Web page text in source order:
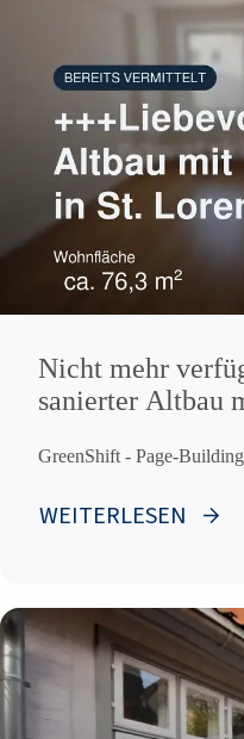
Nicht mehr
sanierter Altbau
GreenShift - Page-
WEITERLESEN